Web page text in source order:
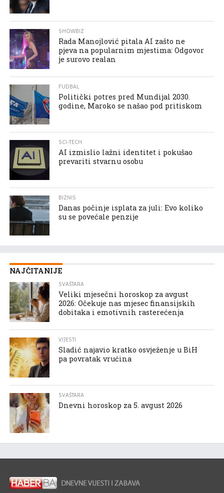
SHOWBIZ
Rada Manojlović pitala AI zašto ne
pjeva na popularnim mjestima: Odgovor
je surovo realan
FUDBAL
Politički potres pred Mundijal 2030.
godine, Maroko se našao pod pritiskom
SCI-TECH
AI izmislio lažni identitet i pokušao
prevariti stvarnu osobu
BIZNIS
Danas počinje isplata za juli: Evo koliko
su se povećale penzije
NAJČITANIJE
SVAŠTARA
Veliki mjesečni horoskop za avgust
2026: Očekuje nas mjesec finansijskih
dobitaka i emotivnih rasterećenja
VIJESTI
Sladić najavio kratko osvježenje u BiH
pa povratak vrućina
SVAŠTARA
Dnevni horoskop za 5. avgust 2026